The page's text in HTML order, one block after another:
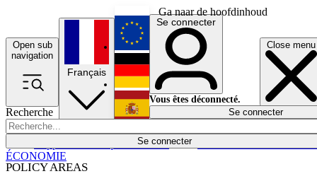
Ga naar de hoofdinhoud
Open sub
navigation
Close menu
Recherche
Se connecter
POLICY AREAS
Économie
Français
English
Deutsch
Español
Se connecter
Vous êtes déconnecté.
Se connecter
ÉCONOMIE